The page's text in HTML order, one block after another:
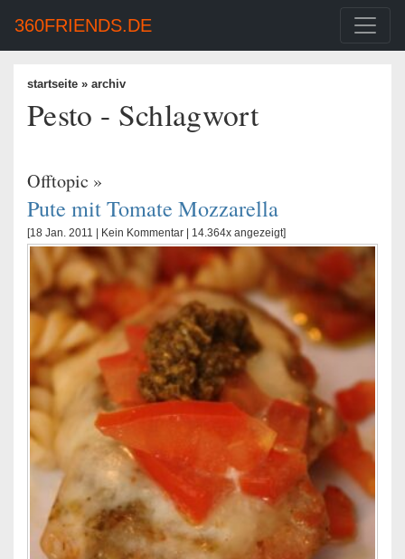
360FRIENDS.DE
startseite » archiv
Pesto - Schlagwort
Offtopic »
Pute mit Tomate Mozzarella
[18 Jan. 2011 | Kein Kommentar | 14.364x angezeigt]